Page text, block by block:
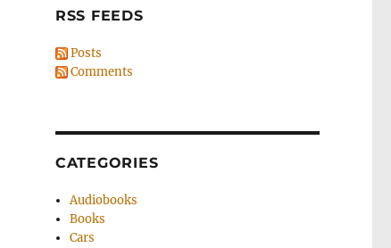
RSS FEEDS
Posts
Comments
CATEGORIES
Audiobooks
Books
Cars